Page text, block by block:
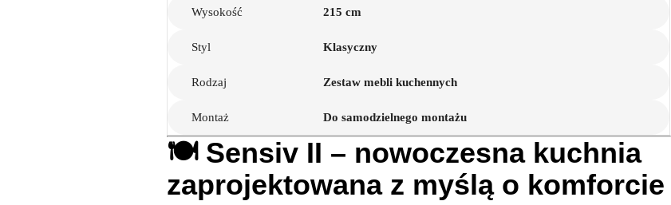
Wysokość 215 cm
Styl Klasyczny
Rodzaj Zestaw mebli kuchennych
Montaż Do samodzielnego montażu
🍽️ Sensiv II – nowoczesna kuchnia
zaprojektowana z myślą o komforcie